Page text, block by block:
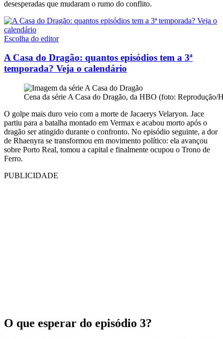
desesperadas que mudaram o rumo do conflito.
Escolha do editor
A Casa do Dragão: quantos episódios tem a 3ª
temporada? Veja o calendário
Cena da série A Casa do Dragão, da HBO (foto: Reprodução/
O golpe mais duro veio com a morte de Jacaerys Velaryon. Jace
partiu para a batalha montado em Vermax e acabou morto após o
dragão ser atingido durante o confronto. No episódio seguinte, a dor
de Rhaenyra se transformou em movimento político: ela avançou
sobre Porto Real, tomou a capital e finalmente ocupou o Trono de
Ferro.
PUBLICIDADE
O que esperar do episódio 3?